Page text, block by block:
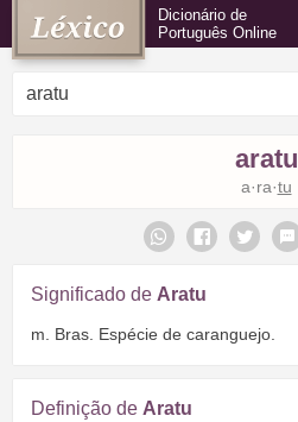
Dicionário de
Português Online
aratu
a·ra·tu
Significado de Aratu
m. Bras. Espécie de caranguejo.
Definição de Aratu